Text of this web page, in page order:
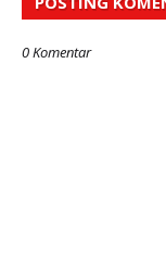
0 Komentar